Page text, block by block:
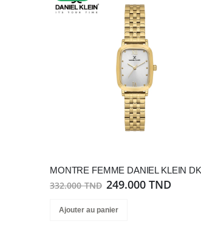
332.000 TND 249.000 TND
Ajouter au panier